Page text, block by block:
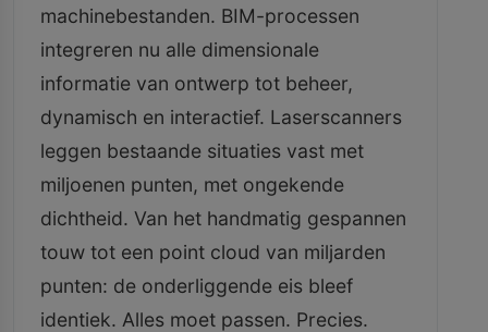
machinebestanden. BIM-processen
integreren nu alle dimensionale
informatie van ontwerp tot beheer,
dynamisch en interactief. Laserscanners
leggen bestaande situaties vast met
miljoenen punten, met ongekende
dichtheid. Van het handmatig gespannen
touw tot een point cloud van miljarden
punten: de onderliggende eis bleef
identiek. Alles moet passen. Precies.